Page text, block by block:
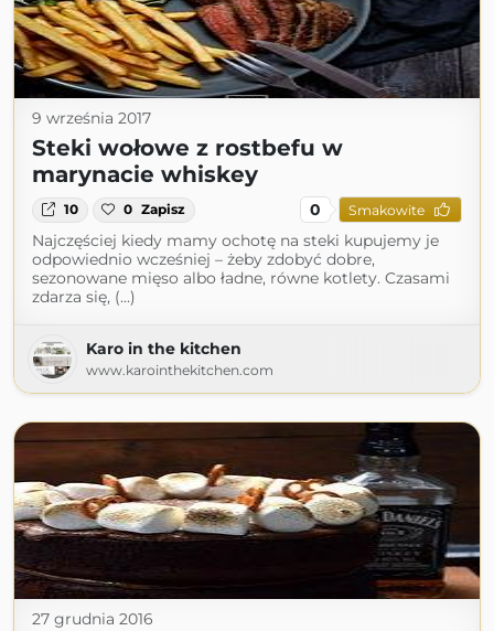
9 września 2017
Steki wołowe z rostbefu w
marynacie whiskey
10 0 Zapisz 0 Smakowite
Najczęściej kiedy mamy ochotę na steki kupujemy je
odpowiednio wcześniej – żeby zdobyć dobre,
sezonowane mięso albo ładne, równe kotlety. Czasami
zdarza się, (...)
Karo in the kitchen
www.karointhekitchen.com
27 grudnia 2016